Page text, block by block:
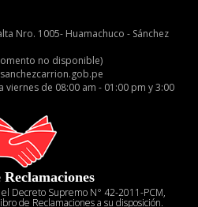
Nro. 1005- Huamachuco - Sánchez
no disponible)
de 08:00 am - 01:00 pm y 3:00
Decreto Supremo N° 42-2011-PCM,
de Reclamaciones a su disposición.